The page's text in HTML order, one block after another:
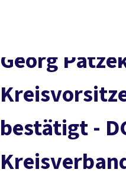
Georg
bestätigt -